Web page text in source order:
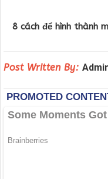
8 cách để hình thành
Post Written By: